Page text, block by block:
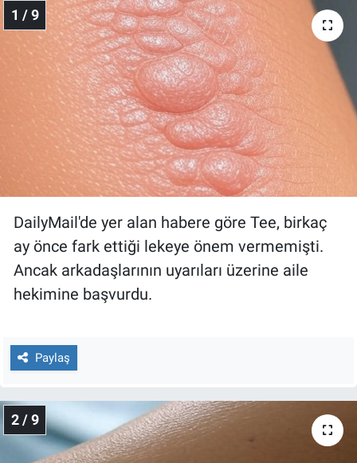
1 / 9
DailyMail'de yer alan habere göre Tee, birkaç
ay önce fark ettiği lekeye önem vermemişti.
Ancak arkadaşlarının uyarıları üzerine aile
hekimine başvurdu.
Paylaş
2 / 9
Gün Ortası
Gündem Özel
Günün görüntüsü
Haber
İlan
Kimdir
Koronavirüs
Kültür Sanat
Ne demişti
Popüler